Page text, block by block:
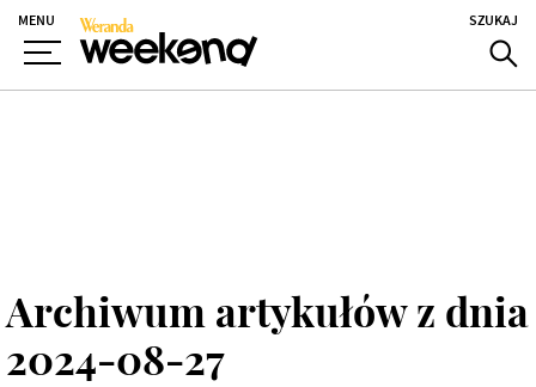
MENU SZUKAJ
Archiwum artykułów z dnia
2024-08-27